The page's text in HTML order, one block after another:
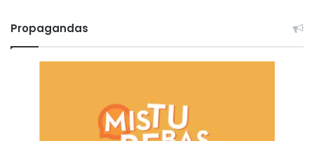
Propagandas